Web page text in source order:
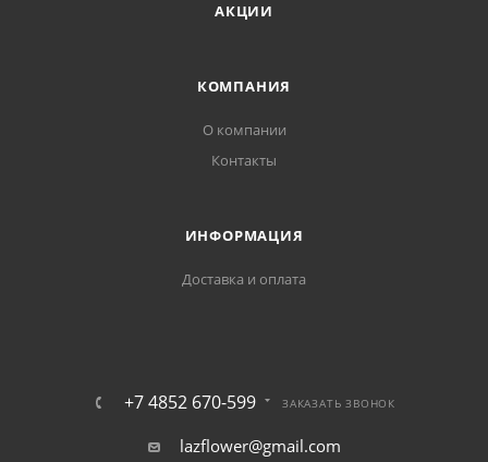
АКЦИИ
КОМПАНИЯ
О компании
Контакты
ИНФОРМАЦИЯ
Доставка и оплата
+7 4852 670-599 ЗАКАЗАТЬ ЗВОНОК
lazflower@gmail.com